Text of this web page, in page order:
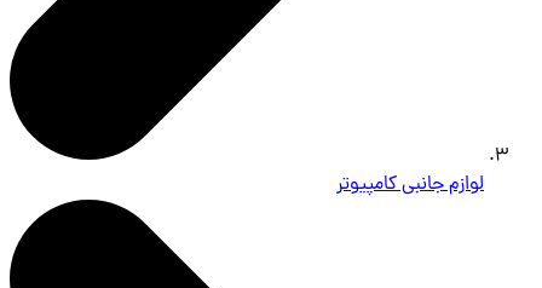
لوازم جانبی کامپیوتر